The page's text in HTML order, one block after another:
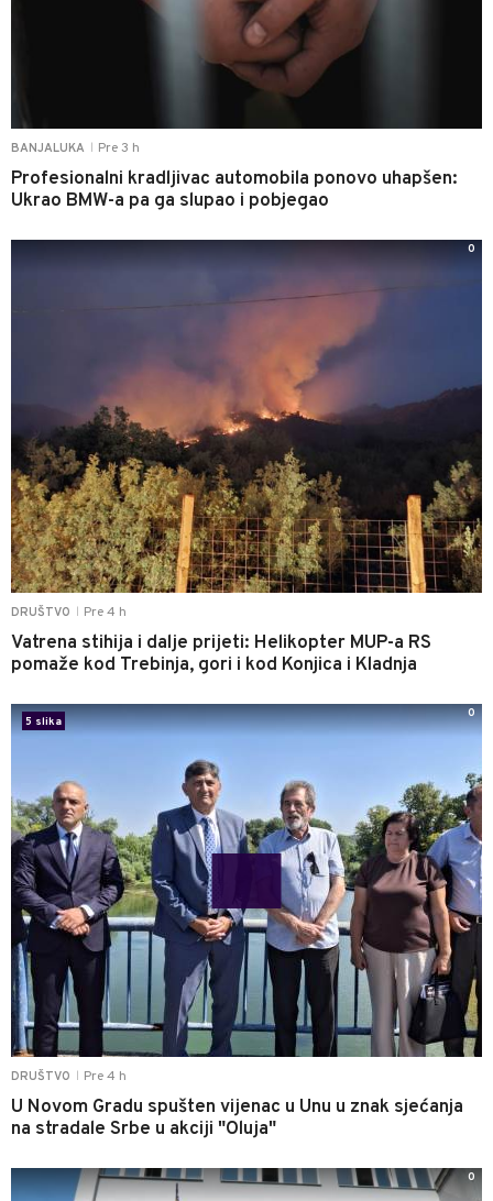
BANJALUKA Pre 3 h
Profesionalni kradljivac automobila ponovo uhapšen:
Ukrao BMW-a pa ga slupao i pobjegao
DRUŠTVO Pre 4 h
Vatrena stihija i dalje prijeti: Helikopter MUP-a RS
pomaže kod Trebinja, gori i kod Konjica i Kladnja
0
DRUŠTVO Pre 4 h
U Novom Gradu spušten vijenac u Unu u znak sjećanja
na stradale Srbe u akciji "Oluja"
5 slika
0
0